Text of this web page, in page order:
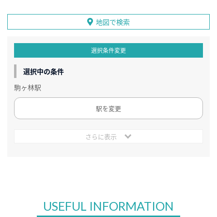
地図で検索
選択条件変更
選択中の条件
駒ヶ林駅
駅を変更
さらに表示
USEFUL INFORMATION